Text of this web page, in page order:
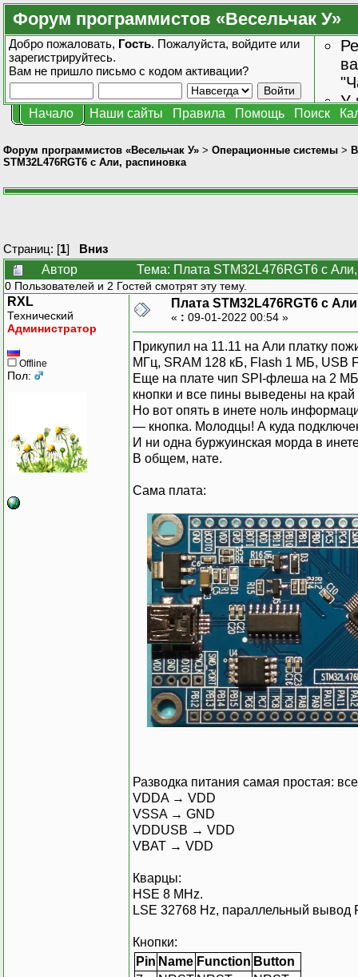
Форум программистов «Весельчак У»
Добро пожаловать, Гость. Пожалуйста, войдите или
зарегистрируйтесь.
Вам не пришло письмо с кодом активации?
У
Начало Наши сайты Правила Помощь Поиск
Форум программистов «Весельчак У» > Операционные системы >
STM32L476RGT6 с Али, распиновка
Страниц: [1] Вниз
Автор
Тема: Плата STM32L476RGT6 с
0 Пользователей и 2 Гостей смотрят эту тему.
RXL
Технический
Администратор
Offline
Пол:
Плата STM32L476RGT6 с
« : 09-01-2022 00:54 »
Прикупил на 11.11 на Али платку
МГц, SRAM 128 кБ, Flash 1 МБ, USB
Еще на плате чип SPI-флеша на 2
кнопки и все пины выведены на
Но вот опять в инете ноль
— кнопка. Молодцы! А куда
И ни одна буржуинская морда в
В общем, нате.
Сама плата:
Разводка питания самая простая:
VDDA → VDD
VSSA → GND
VDDUSB → VDD
VBAT → VDD
Кварцы:
HSE 8 MHz.
LSE 32768 Hz, параллельный вывод
Кнопки:
Pin Name Function Button